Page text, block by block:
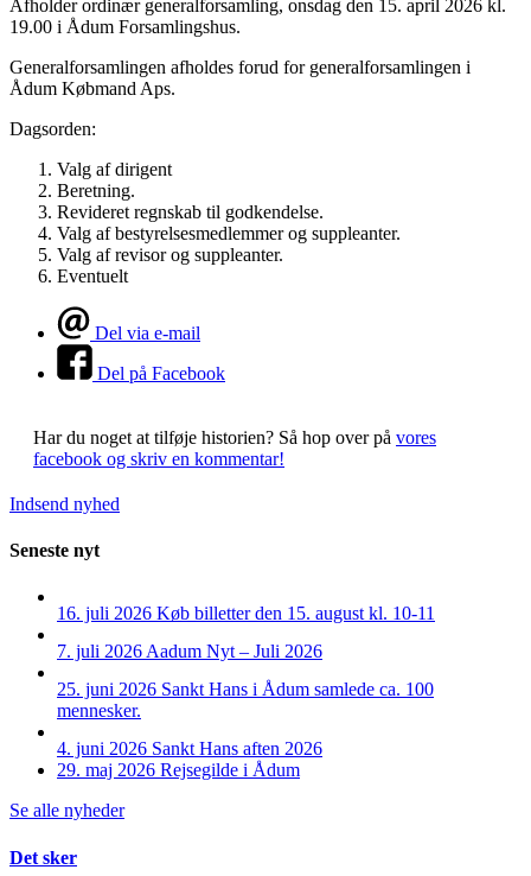
Afholder ordinær generalforsamling, onsdag den 15. april 2026 kl.
19.00 i Ådum Forsamlingshus.
Generalforsamlingen afholdes forud for generalforsamlingen i
Ådum Købmand Aps.
Dagsorden:
Valg af dirigent
Beretning.
Revideret regnskab til godkendelse.
Valg af bestyrelsesmedlemmer og suppleanter.
Valg af revisor og suppleanter.
Eventuelt
Del via e-mail
Del på Facebook
Har du noget at tilføje historien? Så hop over på vores
facebook og skriv en kommentar!
Indsend nyhed
Seneste nyt
16. juli 2026 Køb billetter den 15. august kl. 10-11
7. juli 2026 Aadum Nyt – Juli 2026
25. juni 2026 Sankt Hans i Ådum samlede ca. 100
mennesker.
4. juni 2026 Sankt Hans aften 2026
29. maj 2026 Rejsegilde i Ådum
Se alle nyheder
Det sker